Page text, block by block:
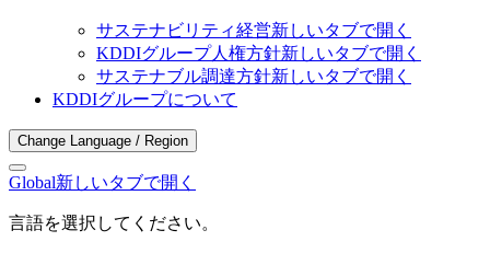
サステナビリティ経営新しいタブで開く
KDDIグループ人権方針新しいタブで開く
サステナブル調達方針新しいタブで開く
KDDIグループについて
Change Language / Region
Global新しいタブで開く
言語を選択してください。